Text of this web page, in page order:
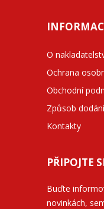
O
Ochrana
Obchodní
Způsob
Kontakty
PŘIPOJTE
Buďte
novinkách,